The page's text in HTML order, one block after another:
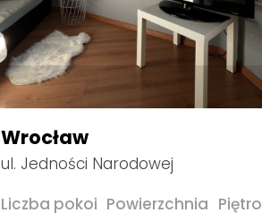
Wrocław
ul. Jedności Narodowej
Liczba pokoi Powierzchnia Piętro